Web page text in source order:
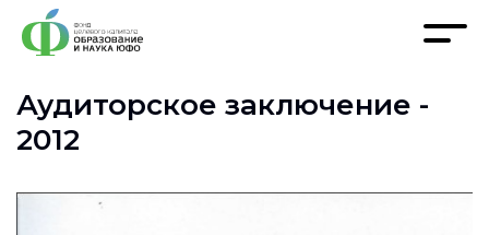
Аудиторское заключение -
2012